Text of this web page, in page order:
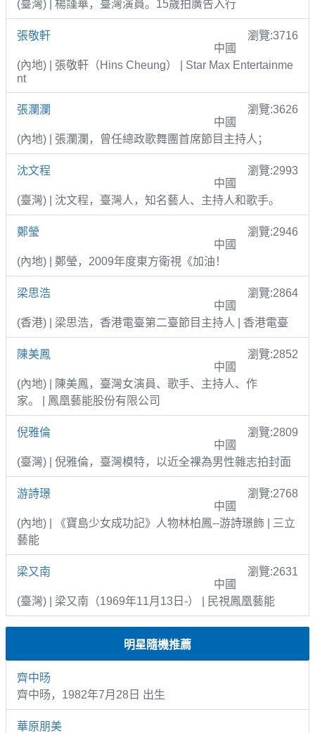
(臺灣) | 楊謹華，臺灣演員。15歲拍廣告入行
張敬軒
瀏覽:3716
中國
(內地) | 張敬軒（Hins Cheung） | Star Max Entertainme
nt
張瀾瀾
瀏覽:3626
中國
(內地) | 張瀾瀾，曾任總政歌舞團首席節目主持人；
沈文程
瀏覽:2993
中國
(臺灣) | 沈文程，臺灣人，知名藝人、主持人和歌手。
鄭瑩
瀏覽:2946
中國
(內地) | 鄭瑩，2009年度東方衛視《加油！
梁思浩
瀏覽:2864
中國
(香港) | 梁思浩，香港電臺第二臺節目主持人 | 香港電臺
陳美鳳
瀏覽:2852
中國
(內地) | 陳美鳳，臺灣女演員、歌手、主持人、作
家。 | 鳳凰藝能股份有限公司
倪雅倫
瀏覽:2809
中國
(臺灣) | 倪雅倫，臺灣模特，以近全裸為男性雜志拍封面
游詩璟
瀏覽:2768
中國
(內地) | 《寶島少女成功記》人物林柏鳳--游詩璟飾 | 三立
藝能
梁又南
瀏覽:2631
中國
(臺灣) | 梁又南（1969年11月13日-） | 民視鳳凰藝能
明星隨機推薦
齊中旸
齊中旸，1982年7月28日 出生
華原朋美